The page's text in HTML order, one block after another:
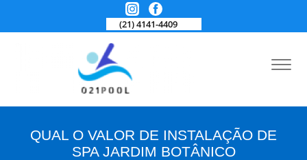
(21) 4141-4409
QUAL O VALOR DE INSTALAÇÃO DE
SPA JARDIM BOTÂNICO